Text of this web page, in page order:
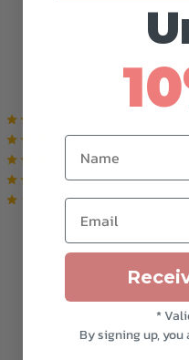
Bewertet mitvon 5
Bewertet mit
Bewertet mitvon 5
Bewertet mitvon 5
Es gibt
Name
Email
*
By signing up,